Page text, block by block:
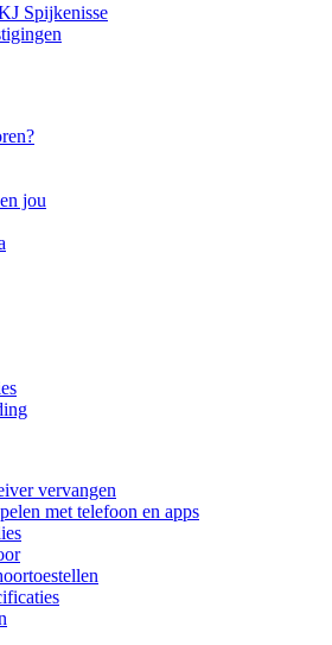
Spijkenisse
jou
vervangen
met telefoon en apps